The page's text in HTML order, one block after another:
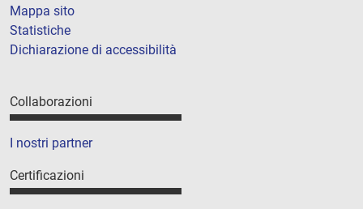
Mappa sito
Statistiche
Dichiarazione di accessibilità
Collaborazioni
I nostri partner
Certificazioni